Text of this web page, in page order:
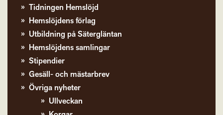
Tidningen Hemslöjd
Hemslöjdens förlag
Utbildning på Sätergläntan
Hemslöjdens samlingar
Stipendier
Gesäll- och mästarbrev
Övriga nyheter
Ullveckan